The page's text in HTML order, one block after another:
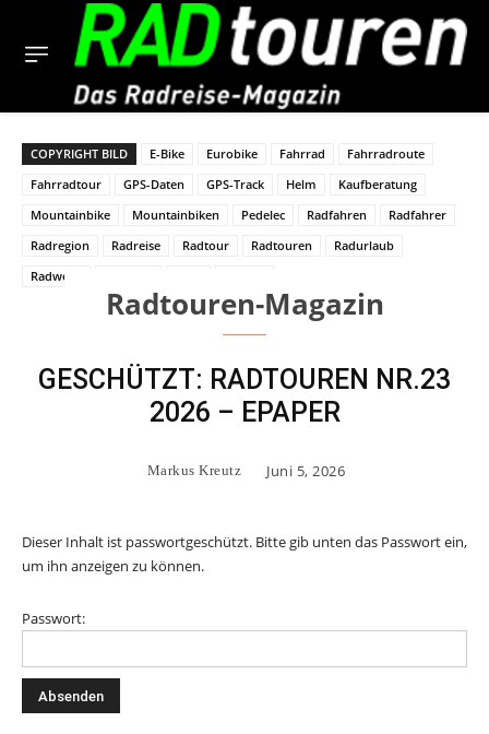
COPYRIGHT BILD E-Bike Eurobike Fahrrad
Fahrradroute
Fahrradtour
GPS-Daten GPS-Track Helm
Kaufberatung
Mountainbike
Mountainbiken Pedelec Radfahren
Radfahrer
Radregion
Radreise Radtour Radtouren
Radurlaub
Radwege
Radtouren-Magazin
GESCHÜTZT: RADTOUREN NR.23
2026 – EPAPER
Markus Kreutz Juni 5, 2026
Dieser Inhalt ist passwortgeschützt. Bitte gib unten das Passwort ein,
um ihn anzeigen zu können.
Passwort: